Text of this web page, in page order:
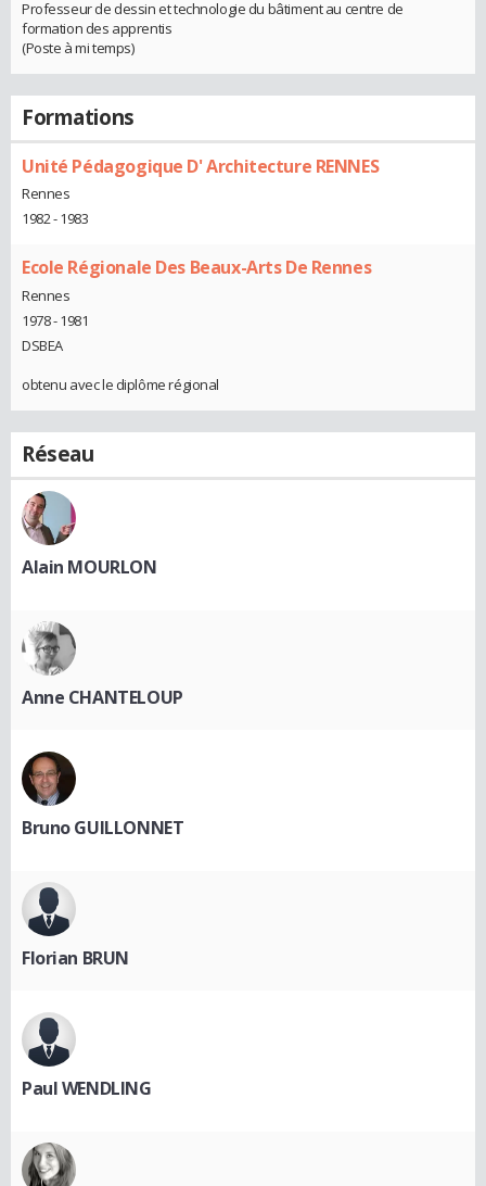
Professeur de dessin et technologie du bâtiment au centre de
formation des apprentis
(Poste à mi temps)
Formations
Unité Pédagogique D' Architecture RENNES
Rennes
1982 - 1983
Ecole Régionale Des Beaux-Arts De Rennes
Rennes
1978 - 1981
DSBEA
obtenu avec le diplôme régional
Réseau
Alain MOURLON
Anne CHANTELOUP
Bruno GUILLONNET
Florian BRUN
Paul WENDLING